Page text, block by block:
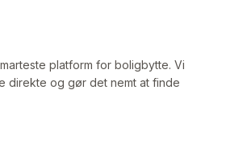
platform for boligbytte. Vi
direkte og gør det nemt at finde